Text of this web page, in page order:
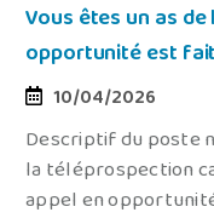
Vous êtes un as
opportunité est
10/04/2026
Descriptif du poste
la téléprospection
appel en